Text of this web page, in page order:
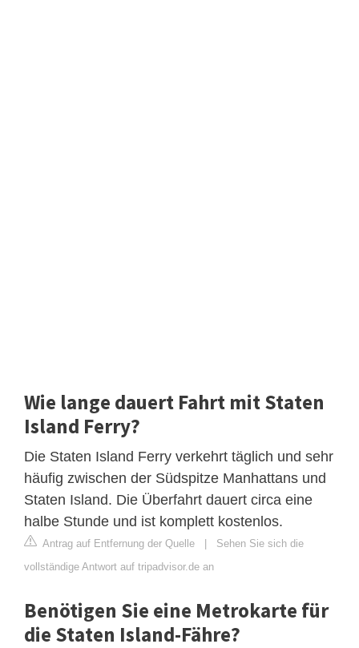
Wie lange dauert Fahrt mit Staten
Island Ferry?
Die Staten Island Ferry verkehrt täglich und sehr
häufig zwischen der Südspitze Manhattans und
Staten Island. Die Überfahrt dauert circa eine
halbe Stunde und ist komplett kostenlos.
Antrag auf Entfernung der Quelle | Sehen Sie sich die
vollständige Antwort auf tripadvisor.de an
Benötigen Sie eine Metrokarte für
die Staten Island-Fähre?